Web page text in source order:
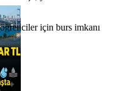
için burs imkanı